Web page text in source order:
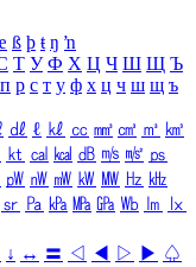
ß þ ŧ ŋ ŉ
Т У Ф Х Ц Ч Ш Щ Ъ
п р с т у ф х ц ч ш щ ъ
㎗ ℓ ㎘ ㏄ ㎣ ㎤ ㎥ ㎦
㏏ ㎈ ㎉ ㏈ ㎧ ㎨ ㎰
㎺ ㎻ ㎽ ㎾ ㎿ ㎐ ㎑
㏛ ㎩ ㎪ ㎫ ㎬ ㏝ ㏐
㏓
↓ ↔ 〓 ◁ ◀ ▷ ▶ ♤